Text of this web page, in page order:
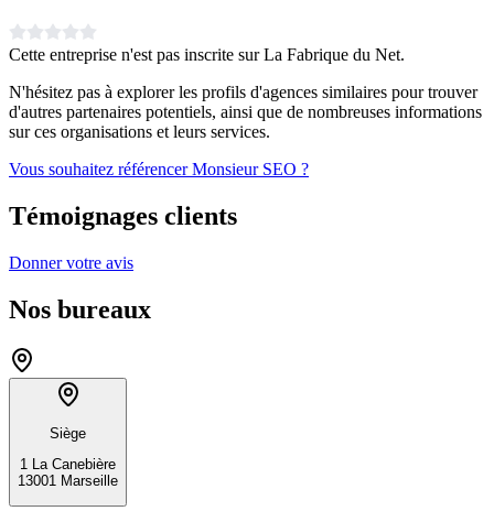
Cette entreprise n'est pas inscrite sur La Fabrique du Net.
N'hésitez pas à explorer les profils d'agences similaires pour trouver
d'autres partenaires potentiels, ainsi que de nombreuses informations
sur ces organisations et leurs services.
Vous souhaitez référencer Monsieur SEO ?
Témoignages clients
Donner votre avis
Nos bureaux
Siège
1 La Canebière
13001 Marseille